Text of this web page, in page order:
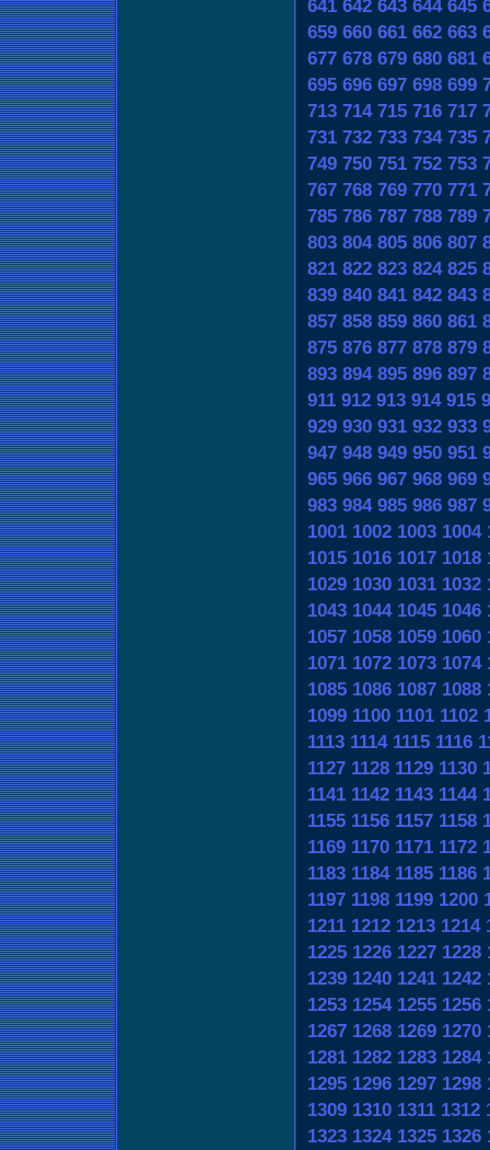
641 642 643 644 645
659 660 661 662 663
677 678 679 680 681
695 696 697 698 699
713 714 715 716 717
731 732 733 734 735
749 750 751 752 753
767 768 769 770 771
785 786 787 788 789
803 804 805 806 807
821 822 823 824 825
839 840 841 842 843
857 858 859 860 861
875 876 877 878 879
893 894 895 896 897
911 912 913 914 915
929 930 931 932 933
947 948 949 950 951
965 966 967 968 969
983 984 985 986 987
1001 1002 1003 1004
1015 1016 1017 1018
1029 1030 1031 1032
1043 1044 1045 1046
1057 1058 1059 1060
1071 1072 1073 1074
1085 1086 1087 1088
1099 1100 1101 1102
1113 1114 1115 1116
1127 1128 1129 1130
1141 1142 1143 1144
1155 1156 1157 1158
1169 1170 1171 1172
1183 1184 1185 1186
1197 1198 1199 1200
1211 1212 1213 1214
1225 1226 1227 1228
1239 1240 1241 1242
1253 1254 1255 1256
1267 1268 1269 1270
1281 1282 1283 1284
1295 1296 1297 1298
1309 1310 1311 1312
1323 1324 1325 1326